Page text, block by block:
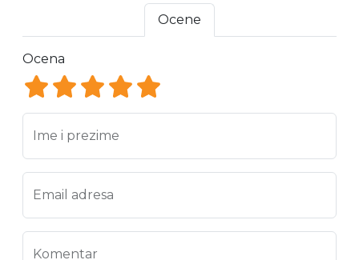
Ocene
Ocena
Ocena 5
Ocena 4
Ocena 3
Ocena 2
Ocena 1
Ime i prezime
Email adresa
Komentar